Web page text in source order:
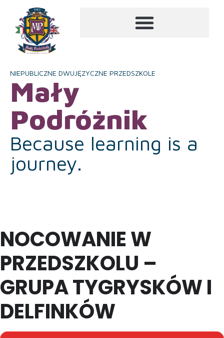
NIEPUBLICZNE DWUJĘZYCZNE PRZEDSZKOLE
Mały
Podróżnik
Because learning is a
journey.
NOCOWANIE W
PRZEDSZKOLU –
GRUPA TYGRYSKÓW I
DELFINKÓW